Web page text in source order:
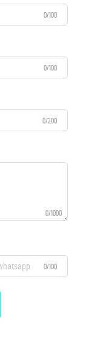
0/100
0/100
0/200
0/1000
0/100